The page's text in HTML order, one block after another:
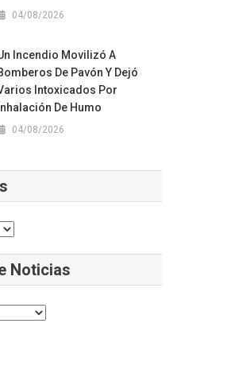
04/08/2026
Incendio Movilizó A
De Pavón Y Dejó
Intoxicados Por
Inhalación De Humo
04/08/2026
Noticias